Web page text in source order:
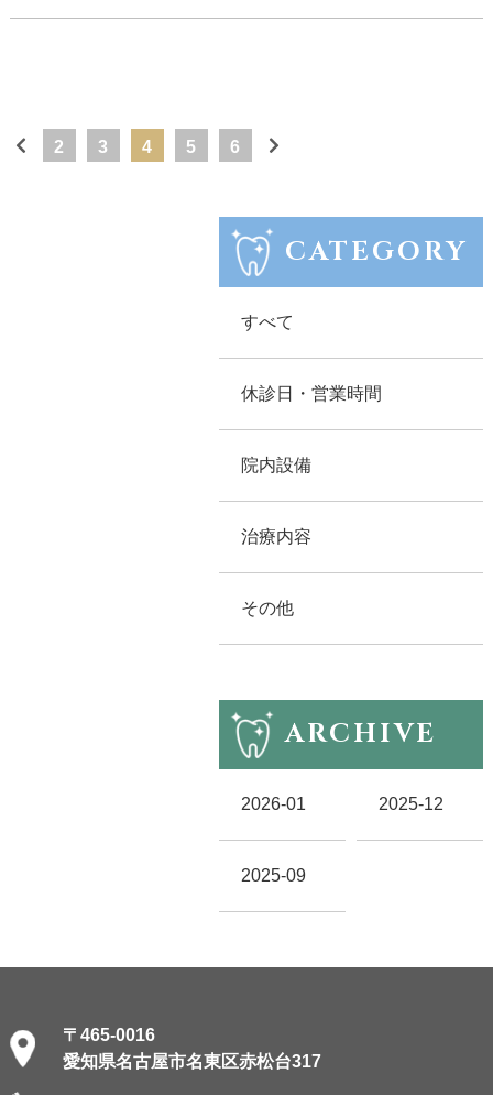
2 3 4 5 6
CATEGORY
すべて
休診日・営業時間
院内設備
治療内容
その他
ARCHIVE
2026-01 2025-12
2025-09
〒465-0016
愛知県名古屋市名東区赤松台317